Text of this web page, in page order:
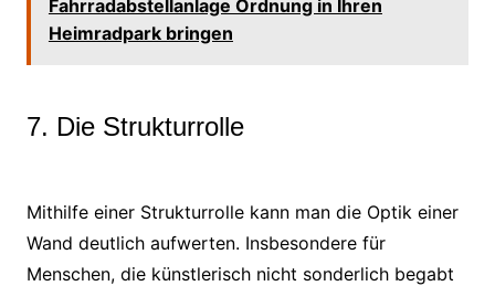
Fahrradabstellanlage Ordnung in Ihren
Heimradpark bringen
7. Die Strukturrolle
Mithilfe einer Strukturrolle kann man die Optik einer
Wand deutlich aufwerten. Insbesondere für
Menschen, die künstlerisch nicht sonderlich begabt